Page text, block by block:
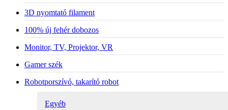
3D nyomtató filament
100% új fehér dobozos
Monitor, TV, Projektor, VR
Gamer szék
Robotporszívó, takarító robot
Egyéb